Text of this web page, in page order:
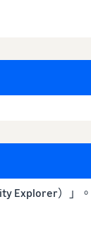
Explorer）」。